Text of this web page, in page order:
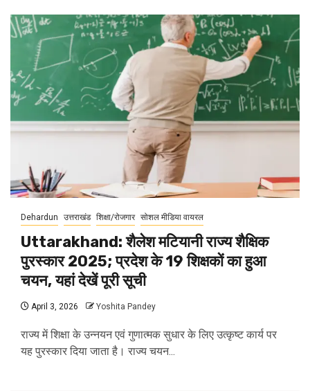
Dehardun उत्तराखंड शिक्षा/रोजगार सोशल मीडिया वायरल
Uttarakhand: शैलेश मटियानी राज्य शैक्षिक
पुरस्कार 2025; प्रदेश के 19 शिक्षकों का हुआ
चयन, यहां देखें पूरी सूची
April 3, 2026 Yoshita Pandey
राज्य में शिक्षा के उन्नयन एवं गुणात्मक सुधार के लिए उत्कृष्ट कार्य पर
यह पुरस्कार दिया जाता है। राज्य चयन...